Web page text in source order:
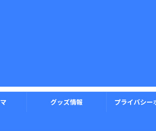
グッズ情報 プライバシー